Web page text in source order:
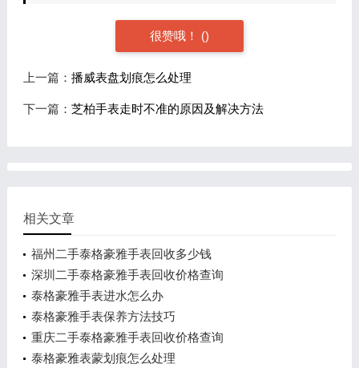
很赞哦！ ()
上一篇： 播威表盘划痕怎么处理
下一篇： 芝柏手表走时不准的原因及解决方法
相关文章
福州二手泰格豪雅手表回收多少钱
深圳二手泰格豪雅手表回收价格查询
泰格豪雅手表进水怎么办
泰格豪雅手表保养方法技巧
重庆二手泰格豪雅手表回收价格查询
泰格豪雅表蒙划痕怎么处理